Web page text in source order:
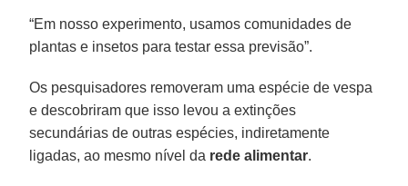
“Em nosso experimento, usamos comunidades de
plantas e insetos para testar essa previsão”.
Os pesquisadores removeram uma espécie de vespa
e descobriram que isso levou a extinções
secundárias de outras espécies, indiretamente
ligadas, ao mesmo nível da rede alimentar.